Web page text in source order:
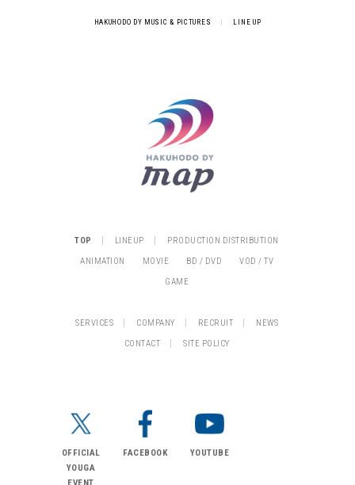
HAKUHODO DY MUSIC & PICTURES LINE UP
TOP | LINEUP |
PRODUCTION DISTRIBUTION
ANIMATION
MOVIE BD / DVD
VOD / TV
GAME
SERVICES | COMPANY | RECRUIT |
NEWS
CONTACT
| SITE POLICY
OFFICIAL
YOUGA
EVENT
FACEBOOK YOUTUBE